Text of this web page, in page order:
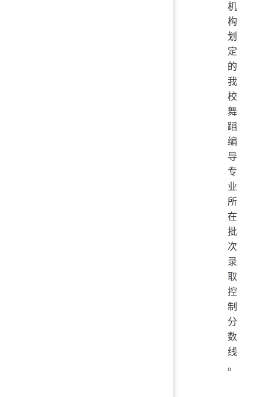
机
构
划
定
的
我
校
舞
蹈
编
导
专
业
所
在
批
次
录
取
控
制
分
数
线
。